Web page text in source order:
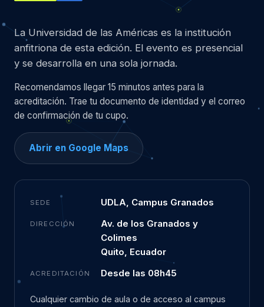
La Universidad de las Américas es la institución
anfitriona de esta edición. El evento es presencial
y se desarrolla en una sola jornada.
Recomendamos llegar 15 minutos antes para la
acreditación. Trae tu documento de identidad y el correo
de confirmación de tu cupo.
Abrir en Google Maps
SEDE UDLA, Campus Granados
DIRECCIÓN
Av. de los Granados y
Colimes
Quito, Ecuador
ACREDITACIÓN Desde las 08h45
Cualquier cambio de aula o de acceso al campus